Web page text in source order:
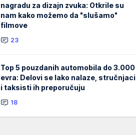
nagradu za dizajn zvuka: Otkrile su
nam kako možemo da "slušamo"
filmove
23
Top 5 pouzdanih automobila do 3.000
evra: Delovi se lako nalaze, stručnjaci
i taksisti ih preporučuju
18